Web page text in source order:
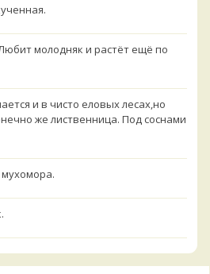
молодняк и растёт ещё по
и в чисто еловых лесах,но
же лиственница. Под соснами
он.